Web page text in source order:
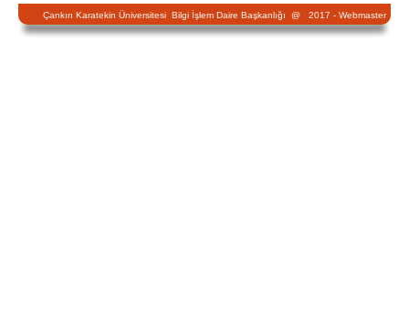
Çankırı Karatekin Üniversitesi Bilgi İşlem Daire Başkanlığı @ 2017 - Webmaster